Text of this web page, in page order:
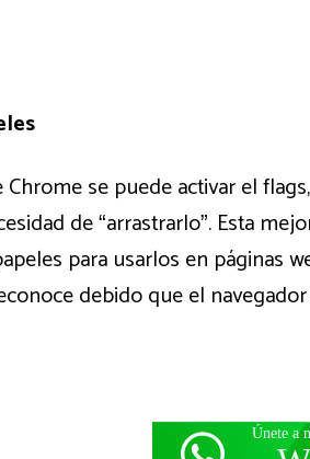
se puede activar el
de “arrastrarlo”. Esta
para usarlos en páginas
debido que el